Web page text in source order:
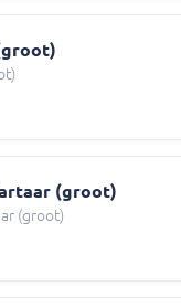
(groot)
(groot)